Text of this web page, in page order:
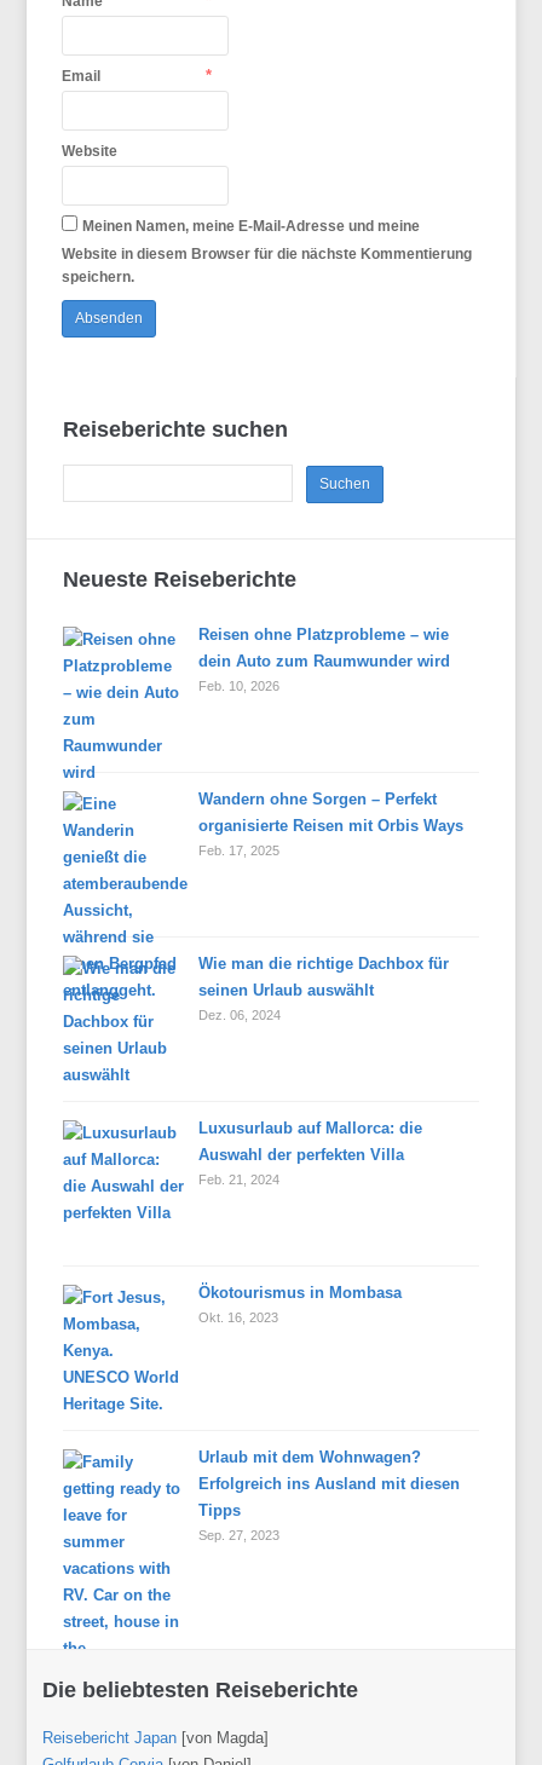
Email *
Website
Meinen Namen, meine E-Mail-Adresse und meine
Website in diesem Browser für die nächste Kommentierung
speichern.
Reiseberichte suchen
Neueste Reiseberichte
Reisen ohne Platzprobleme – wie
dein Auto zum Raumwunder wird
Feb. 10, 2026
Wandern ohne Sorgen – Perfekt
organisierte Reisen mit Orbis Ways
Feb. 17, 2025
Wie man die richtige Dachbox für
seinen Urlaub auswählt
Dez. 06, 2024
Luxusurlaub auf Mallorca: die
Auswahl der perfekten Villa
Feb. 21, 2024
Ökotourismus in Mombasa
Okt. 16, 2023
Urlaub mit dem Wohnwagen?
Erfolgreich ins Ausland mit diesen
Tipps
Sep. 27, 2023
Die beliebtesten Reiseberichte
Reisebericht Japan[von Magda]